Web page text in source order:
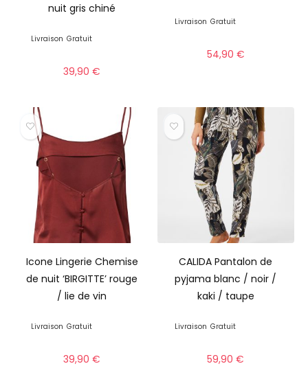
nuit gris chiné
Livraison Gratuit
39,90€
Livraison Gratuit
54,90 €
Icone Lingerie Chemise
de nuit ‘BIRGITTE’ rouge
/ lie de vin
Livraison Gratuit
39,90€
CALIDA Pantalon de
pyjama blanc / noir /
kaki / taupe
Livraison Gratuit
59,90€